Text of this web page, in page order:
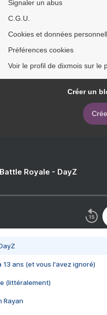
Signaler un abus
C.G.U.
Cookies et données
Préférences cookies
Voir le profil de dixmois sur le
Créer un
Royale - DayZ
13 ans (et vous l'avez ignoré)
(littéralement)
Rayan